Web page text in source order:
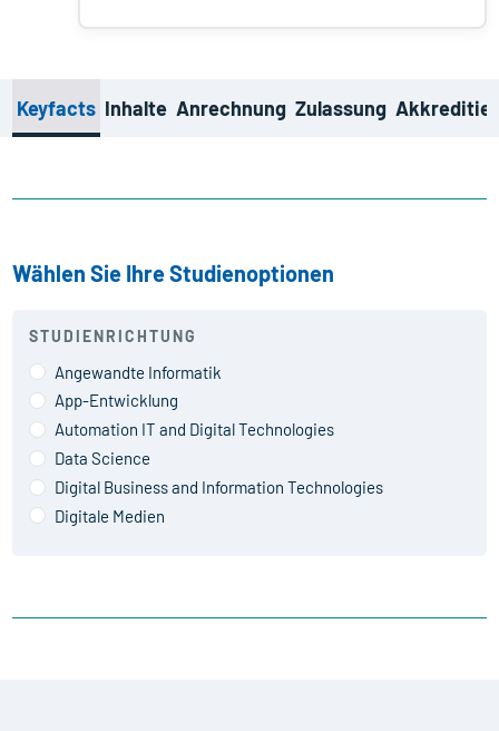
Keyfacts Inhalte Anrechnung Zulassung
Wählen Sie Ihre Studienoptionen
STUDIENRICHTUNG
Angewandte Informatik
App-Entwicklung
Automation IT and Digital Technologies
Data Science
Digital Business and Information Technologies
Digitale Medien